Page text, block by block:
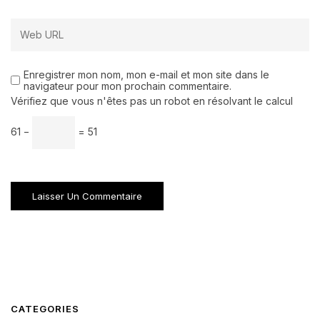
Enregistrer mon nom, mon e-mail et mon site dans le
navigateur pour mon prochain commentaire.
Vérifiez que vous n'êtes pas un robot en résolvant le calcul
61 − = 51
CATEGORIES